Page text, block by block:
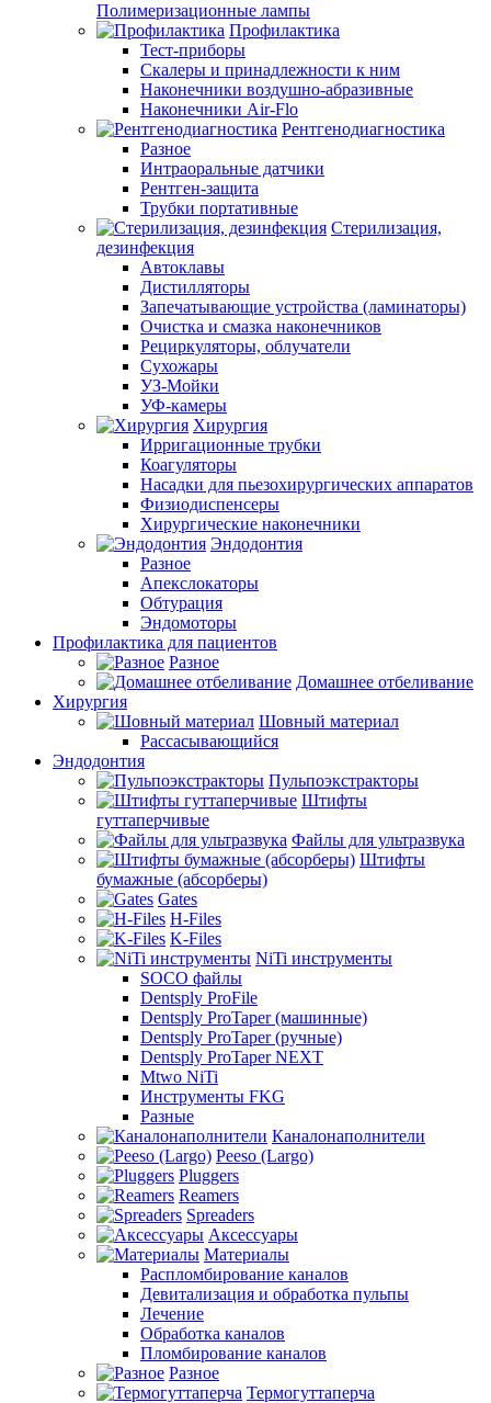
Полимеризационные лампы
Профилактика
Тест-приборы
Скалеры и принадлежности к ним
Наконечники воздушно-абразивные
Наконечники Air-Flo
Рентгенодиагностика
Разное
Интраоральные датчики
Рентген-защита
Трубки портативные
Стерилизация,
дезинфекция
Автоклавы
Дистилляторы
Запечатывающие устройства (ламинаторы)
Очистка и смазка наконечников
Рециркуляторы, облучатели
Сухожары
УЗ-Мойки
УФ-камеры
Хирургия
Ирригационные трубки
Коагуляторы
Насадки для пьезохирургических аппаратов
Физиодиспенсеры
Хирургические наконечники
Эндодонтия
Разное
Апекслокаторы
Обтурация
Эндомоторы
Профилактика для пациентов
Разное
Домашнее отбеливание
Хирургия
Шовный материал
Рассасывающийся
Эндодонтия
Пульпоэкстракторы
Штифты
гуттаперчивые
Файлы для ультразвука
Штифты
бумажные (абсорберы)
Gates
H-Files
K-Files
NiTi инструменты
SOCO файлы
Dentsply ProFile
Dentsply ProTaper (машинные)
Dentsply ProTaper (ручные)
Dentsply ProTaper NEXT
Mtwo NiTi
Инструменты FKG
Разные
Каналонаполнители
Peeso (Largo)
Pluggers
Reamers
Spreaders
Аксессуары
Материалы
Распломбирование каналов
Девитализация и обработка пульпы
Лечение
Обработка каналов
Пломбирование каналов
Разное
Термогуттаперча